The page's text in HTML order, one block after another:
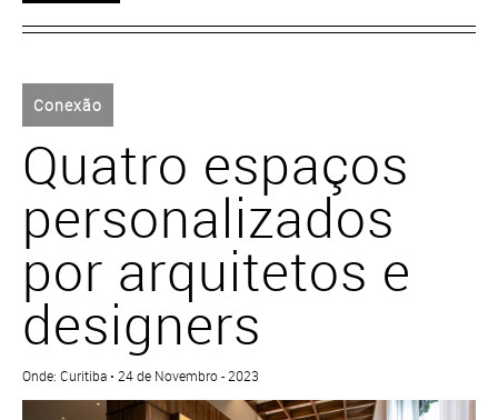
Conexão
Quatro espaços
personalizados
por arquitetos e
designers
Onde: Curitiba • 24 de Novembro - 2023